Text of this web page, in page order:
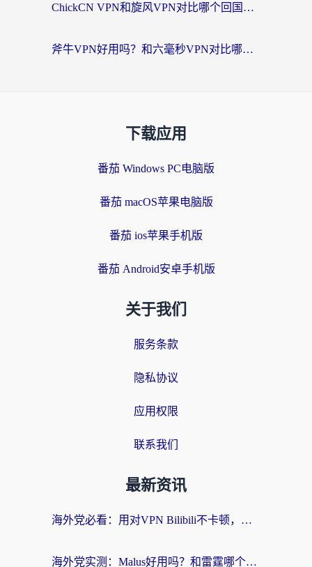
ChickCN VPN和旋风VPN对比哪个回国效果更好？海外党实测回国内网神器指南
斧牛VPN好用吗？和六毫秒VPN对比哪个回国效果更好？海外党亲测实用指南
下载应用
番茄 Windows PC电脑版
番茄 macOS苹果电脑版
番茄 ios苹果手机版
番茄 Android安卓手机版
关于我们
服务条款
隐私协议
应用权限
联系我们
最新资讯
海外党必看：用对VPN Bilibili不卡顿，英国玩国内游戏也丝滑——2026回国加速器选择指南
海外党实测：Malus好用吗？和雷霆哪个好？+ 3款热门加速器深度对比